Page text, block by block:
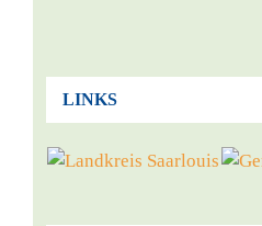
LINKS